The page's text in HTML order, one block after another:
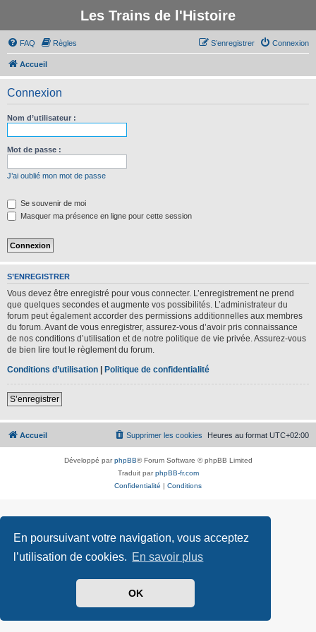
En poursuivant votre navigation, vous acceptez
l’utilisation de cookies. En savoir plus
OK
Les Trains de l'Histoire
FAQ Règles Connexion
S’enregistrer
Accueil
Connexion
Nom d’utilisateur :
Mot de passe :
J’ai oublié mon mot de passe
Se souvenir de moi
Masquer ma présence en ligne pour cette session
S’ENREGISTRER
Vous devez être enregistré pour vous connecter. L’enregistrement ne prend
que quelques secondes et augmente vos possibilités. L’administrateur du
forum peut également accorder des permissions additionnelles aux membres
du forum. Avant de vous enregistrer, assurez-vous d’avoir pris connaissance
de nos conditions d’utilisation et de notre politique de vie privée. Assurez-vous
de bien lire tout le règlement du forum.
Conditions d’utilisation | Politique de confidentialité
S’enregistrer
Accueil Heures au format UTC+02:00
Supprimer les cookies
Développé parphpBB® Forum Software © phpBB Limited
Traduit parphpBB-fr.com
Confidentialité | Conditions